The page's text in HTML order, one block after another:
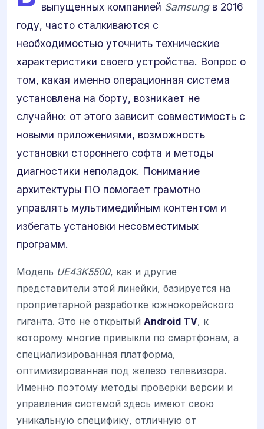
выпущенных компанией Samsungв 2016
году, часто сталкиваются с
необходимостью уточнить технические
характеристики своего устройства. Вопрос о
том, какая именно операционная система
установлена на борту, возникает не
случайно: от этого зависит совместимость с
новыми приложениями, возможность
установки стороннего софта и методы
диагностики неполадок. Понимание
архитектуры ПО помогает грамотно
управлять мультимедийным контентом и
избегать установки несовместимых
программ.
Модель UE43K5500, как и другие
представители этой линейки, базируется на
проприетарной разработке южнокорейского
гиганта. Это не открытый Android TV, к
которому многие привыкли по смартфонам, а
специализированная платформа,
оптимизированная под железо телевизора.
Именно поэтому методы проверки версии и
управления системой здесь имеют свою
уникальную специфику, отличную от